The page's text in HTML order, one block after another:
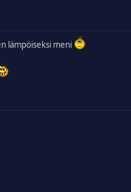
lämpöiseksi meni